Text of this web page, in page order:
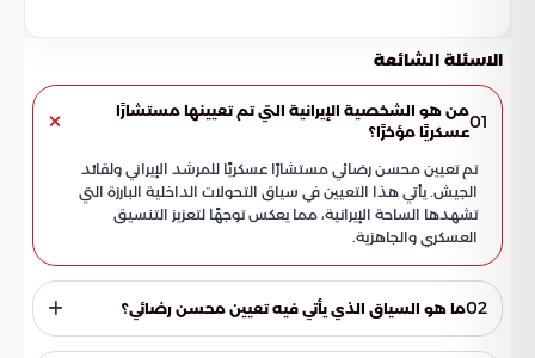
الاسئلة الشائعة
01من هو الشخصية الإيرانية التي تم تعيينها مستشارًا
عسكريًا مؤخرًا؟
تم تعيين محسن رضائي مستشارًا عسكريًا للمرشد الإيراني ولقائد
الجيش. يأتي هذا التعيين في سياق التحولات الداخلية البارزة التي
تشهدها الساحة الإيرانية، مما يعكس توجهًا لتعزيز التنسيق
العسكري والجاهزية.
02ما هو السياق الذي يأتي فيه تعيين محسن رضائي؟
يأتي تعيين محسن رضائي في ظل توترات إقليمية متزايدة بين